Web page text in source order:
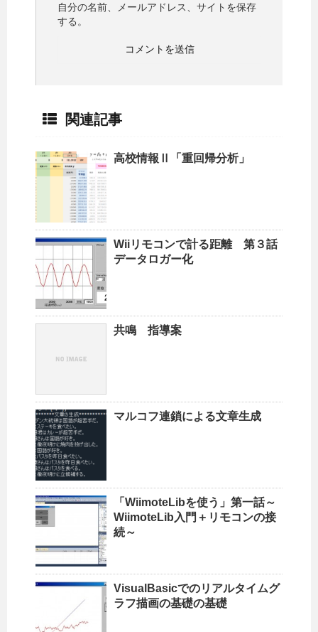
自分の名前、メールアドレス、サイトを保存
する。
関連記事
高校情報Ⅱ「重回帰分析」
Wiiリモコンで計る距離 第３話
データロガー化
共鳴 指導案
マルコフ連鎖による文章生成
「WiimoteLibを使う」第一話～
WiimoteLib入門＋リモコンの接
続～
VisualBasicでのリアルタイムグ
ラフ描画の基礎の基礎